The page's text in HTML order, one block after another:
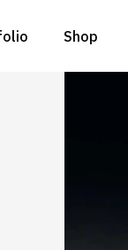
Shop